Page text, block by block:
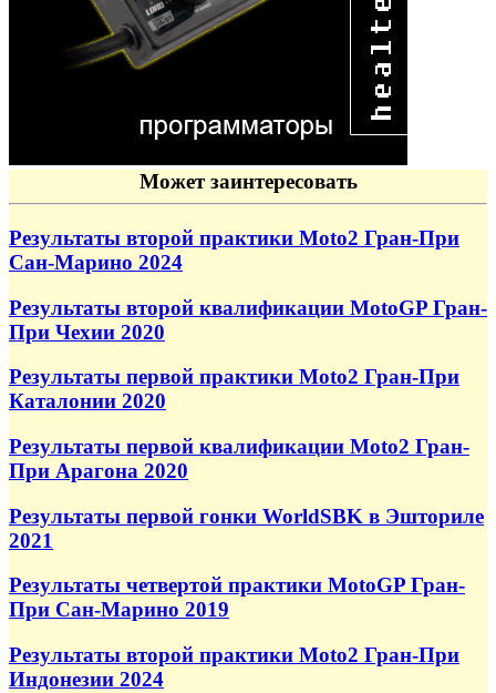
Может заинтересовать
Результаты второй практики Moto2 Гран-При
Сан-Марино 2024
Результаты второй квалификации MotoGP Гран-
При Чехии 2020
Результаты первой практики Moto2 Гран-При
Каталонии 2020
Результаты первой квалификации Moto2 Гран-
При Арагона 2020
Результаты первой гонки WorldSBK в Эшториле
2021
Результаты четвертой практики MotoGP Гран-
При Сан-Марино 2019
Результаты второй практики Moto2 Гран-При
Индонезии 2024